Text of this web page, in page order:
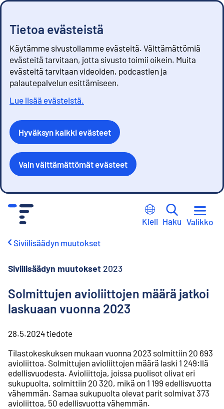
Tietoa evästeistä
Käytämme sivustollamme evästeitä. Välttämättömiä
evästeitä tarvitaan, jotta sivusto toimii oikein. Muita
evästeitä tarvitaan videoiden, podcastien ja
palautepalvelun esittämiseen.
Lue lisää evästeistä.
Hyväksyn kaikki evästeet
Vain välttämättömät evästeet
Kieli Haku Valikko
Siviilisäädyn muutokset
Siviilisäädyn muutokset 2023
Solmittujen avioliittojen määrä jatkoi
laskuaan vuonna 2023
28.5.2024tiedote
Tilastokeskuksen mukaan vuonna 2023 solmittiin 20 693
avioliittoa. Solmittujen avioliittojen määrä laski 1 249:llä
edellisvuodesta. Avioliittoja, joissa puolisot olivat eri
sukupuolta, solmittiin 20 320, mikä on 1 199 edellisvuotta
vähemmän. Samaa sukupuolta olevat parit solmivat 373
avioliittoa, 50 edellisvuotta vähemmän.